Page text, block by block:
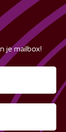
je mailbox!